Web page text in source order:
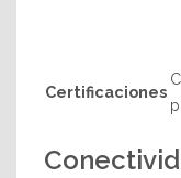
Certificaciones